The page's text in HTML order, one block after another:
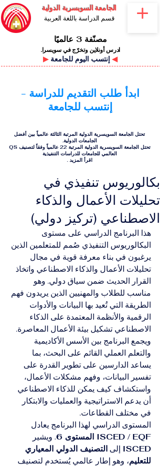
الجامعة السويسرية الدولية
قسم الدراسة باللغة العربية
مصنّفة 3 عالميًا
ادرس أونلاين وتخرّج في سويسرا.
▶ ◀
ابدأ طلب التقديم للدراسة -
إنتسب للجامعة
تحتل الجامعة السويسرية الدولية المرتبة الثالثة عالمياً بين أفضل
الجامعات الدولية.
تحتل الجامعة السويسرية الدولية المرتبة 22 عالمياً وفقاً لتصنيف QS
العالمي للجامعات للدراسات التنفيذية
اقرأ المزيد .
بكالوريوس تنفيذي في
تحليلات الأعمال والذكاء
الاصطناعي (تركيز دولي)
هذا البرنامج الدراسي على مستوى
البكالوريوس التنفيذي صُمم للمتعلمين الذين
يرغبون في بناء معرفة قوية في مجال
تحليلات الأعمال والذكاء الاصطناعي واتخاذ
القرار الحديث ضمن سياق دولي. وهو
مناسب للطلاب والمهنيين الذين يريدون فهم
الطريقة التي تُعيد بها البيانات والأدوات
الرقمية والأنظمة المعتمدة على الذكاء
الاصطناعي تشكيل بيئة الأعمال المعاصرة.
ويجمع البرنامج بين الأسس الأكاديمية
والتعلم العملي القائم على البحث، بما
يساعد الدارسين على تطوير القدرة على
تفسير البيانات، وفهم مشكلات الأعمال،
واستكشاف كيف يمكن للذكاء الاصطناعي
أن يدعم الاستراتيجية والعمليات والابتكار
في مختلف القطاعات.
المستوى الدراسي لهذا البرنامج يعادل
ISCED / EQF المستوى 6
. ويشير
ISCED إلى التصنيف الدولي المعياري
للتعليم، وهو إطار عالمي يُستخدم لتصنيف